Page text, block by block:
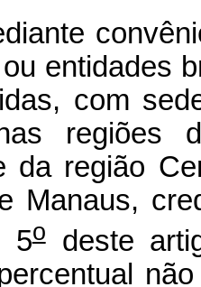
entidades
com
regiões
da região
Manaus,
5odeste